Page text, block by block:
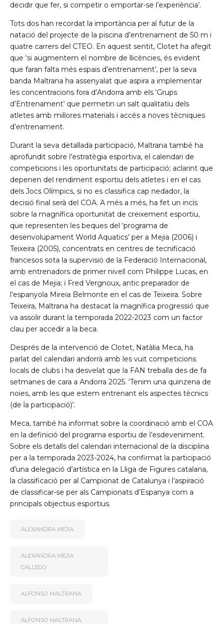
decidir que fer, si competir o emportar-se l’experiència’.
Tots dos han recordat la importància per al futur de la
natació del projecte de la piscina d’entrenament de 50 m i
quatre carrers del CTEO. En aquest sentit, Clotet ha afegit
que ‘si augmentem el nombre de llicències, és evident
que faran falta més espais d’entrenament’, per la seva
banda Maltrana ha assenyalat que aspira a implementar
les concentracions fora d’Andorra amb els ‘Grups
d’Entrenament’ que permetin un salt qualitatiu dels
atletes amb millores materials i accés a noves tècniques
d’entrenament.
Durant la seva detallada participació, Maltrana també ha
aprofundit sobre l’estratègia esportiva, el calendari de
competicions i les oportunitats de participació; aclarint que
depenen del rendiment esportiu dels atletes i en el cas
dels Jocs Olímpics, si no es classifica cap nedador, la
decisió final serà del COA. A més a més, ha fet un incís
sobre la magnífica oportunitat de creixement esportiu,
que representen les beques del ‘programa de
desenvolupament World Aquatics’ per a Mejia (2006) i
Teixeira (2005), concentrats en centres de tecnificació
francesos sota la supervisió de la Federació Internacional,
amb entrenadors de primer nivell com Philippe Lucas, en
el cas de Mejia; i Fred Vergnoux, antic preparador de
l’espanyola Mireia Belmonte en el cas de Teixeira. Sobre
Teixeira, Maltrana ha destacat la magnífica progressió que
va assolir durant la temporada 2022-2023 com un factor
clau per accedir a la beca.
Després de la intervenció de Clotet, Natàlia Meca, ha
parlat del calendari andorrà amb les vuit competicions
locals de clubs i ha desvelat que la FAN treballa des de fa
setmanes de cara a Andorra 2025. ‘Tenim una quinzena de
noies, amb les que estem entrenant els aspectes tècnics
(de la participació)’.
Meca, també ha informat sobre la coordinació amb el COA
en la definició del programa esportiu de l’esdeveniment.
Sobre els detalls del calendari internacional de la disciplina
per a la temporada 2023-2024, ha confirmat la participació
d’una delegació d’artística en la Lliga de Figures catalana,
la classificació per al Campionat de Catalunya i l’aspiració
de classificar-se per als Campionats d’Espanya com a
principals objectius esportius.
ALEXANDRA MEJIA
ALEXANDRA MEJIA
GALLEGO
ALFONSO MALTRANA
ALFONSO MALTRANA